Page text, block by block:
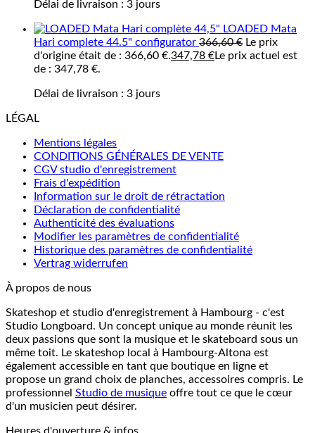
Délai de livraison : 3 jours
LOADED Mata
Hari complete 44.5" configurator 366,60€ Le prix
d'origine était de : 366,60 €.347,78 €Le prix actuel est
de : 347,78 €.
Délai de livraison : 3 jours
LÉGAL
Mentions légales
CONDITIONS GÉNÉRALES DE VENTE
CGV studio d'enregistrement
Frais d'expédition
Information sur le droit de rétractation
Déclaration de confidentialité
Authenticité des évaluations
Modifier les paramètres de confidentialité
Historique des paramètres de confidentialité
Vertrag widerrufen
À propos de nous
Skateshop et studio d'enregistrement à Hambourg - c'est
Studio Longboard. Un concept unique au monde réunit les
deux passions que sont la musique et le skateboard sous un
même toit. Le skateshop local à Hambourg-Altona est
également accessible en tant que boutique en ligne et
propose un grand choix de planches, accessoires compris. Le
professionnel Studio de musique offre tout ce que le cœur
d'un musicien peut désirer.